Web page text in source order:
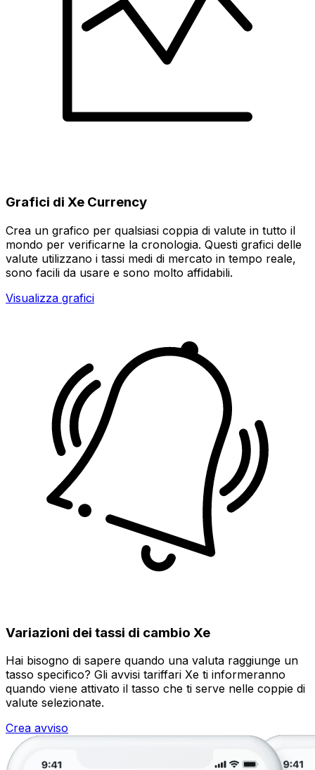
Grafici di Xe Currency
Crea un grafico per qualsiasi coppia di valute in tutto il
mondo per verificarne la cronologia. Questi grafici delle
valute utilizzano i tassi medi di mercato in tempo reale,
sono facili da usare e sono molto affidabili.
Visualizza grafici
Variazioni dei tassi di cambio Xe
Hai bisogno di sapere quando una valuta raggiunge un
tasso specifico? Gli avvisi tariffari Xe ti informeranno
quando viene attivato il tasso che ti serve nelle coppie di
valute selezionate.
Crea avviso